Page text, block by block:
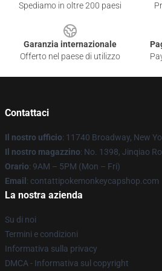
Spediamo in oltre 200 paesi
Garanzia internazionale
Offerto nel paese di utilizzo
Contattaci
Il nostro ufficio: 11740 Broadway, New
Il nostro magazzino: No. 1398, Jinqiao
Orario: 9AM – 5PM (Mon – Fri)
Email : contattipokemonkeycapshop.com
La nostra azienda
Su di noi
Termini e condizioni
Informativa sulla privacy
DMCA - Informativa sul copyright